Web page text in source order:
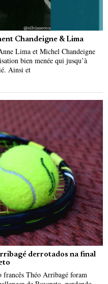
Chandeigne & Lima
Lima et Michel Chandeigne
bien menée qui jusqu’à
Ainsi et
derrotados na final
francês Théo Arribagé foram